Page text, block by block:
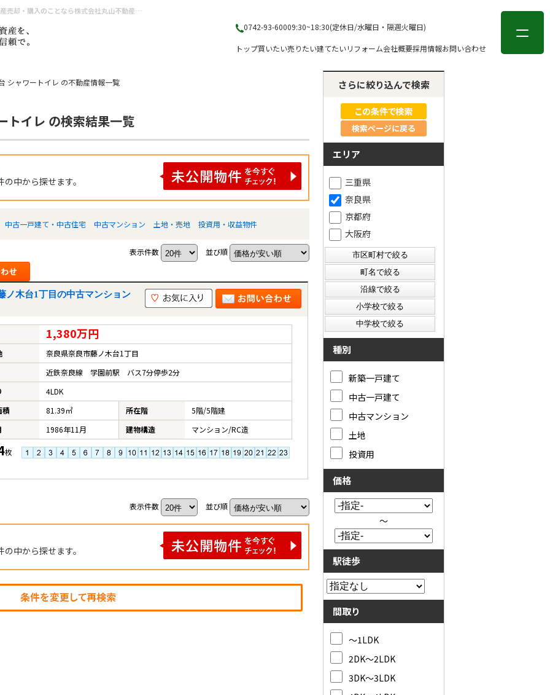
奈良県 奈良市藤ノ木台 シャワートイレ ｜奈良県（奈良市・生駒市・大和郡山市）の不動産売却・購入のことなら株式会社丸山不動産販売
0742-93-60009:30~18:30(定休日/水曜日・隔週火曜日)
トップ買いたい売りたい建てたいリフォーム会社概要採用情報お問い合わせ
会員登録 ログイン
シャワートイレ の不動産情報一覧
トイレ の検索結果一覧
の中から探せます。
中古一戸建て・中古住宅 中古マンション 土地・売地 投資用・収益物件
表示件数 並び順
ノ木台1丁目の中古マンション
1,380万円
奈良県奈良市藤ノ木台1丁目
近鉄奈良線 学園前駅 バス7分停歩2分
4LDK
積
81.39㎡ 所在階
5階/5階建
1986年11月 建物構造 マンション/RC造
枚
表示件数 並び順
の中から探せます。
さらに絞り込んで検索
検索ページに戻る
エリア
三重県
奈良県
京都府
大阪府
種別
新築一戸建て
中古一戸建て
中古マンション
土地
投資用
価格
～
駅徒歩
間取り
～1LDK
2DK～2LDK
3DK～3LDK